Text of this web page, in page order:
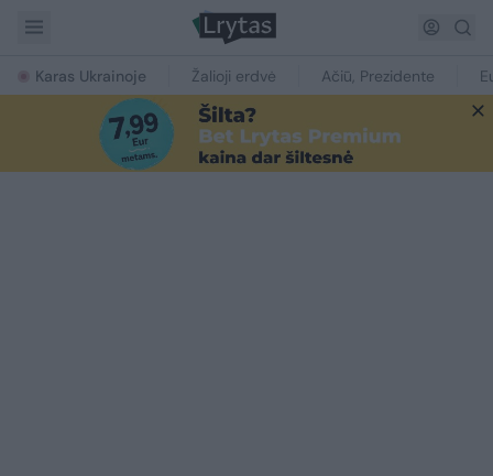
Karas Ukrainoje Žalioji erdvė Ačiū, Prezidente